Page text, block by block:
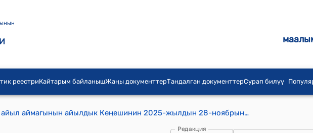
реестриКайтарым байланышЖаңы документтерТандалган документтерСурап билүү
Баш-Кайыңды айыл аймагынын айылдык Кеңешинин 2025-жылдын 28-ноябрындагы "Элдик Курултайга делегаттарды шайлоо боюнча Баш-Кайыңды айыл аймагынын жергиликтүү жамааттарынын өкүлчүлүктүү жыйынды чакыруу жана өтүүчү жерин аныктоо,өкүлчүлүктүү жыйынга катышуучу өкүлдөрдүн санын бекитүү,өкүлчүлүктүү жыйындарды өткөрүү боюнча жергиликтүү жамааттарды тиешелүү аймактык бөлүктөргө бөлүү ченемдери,жыйналыштарды өткөрүү графигин бекитүү , өкүлчүлүктүү жыйынды өткөрүүгө жооптуу жергиликтүү кеңештин депутаттарынын тизмесин бекитүү жана жыйынды уюштуруу жана өткөрүү боюнча жумушчу топтун курамын бекитүү жөнүндө" №1/3 токтому
Редакция